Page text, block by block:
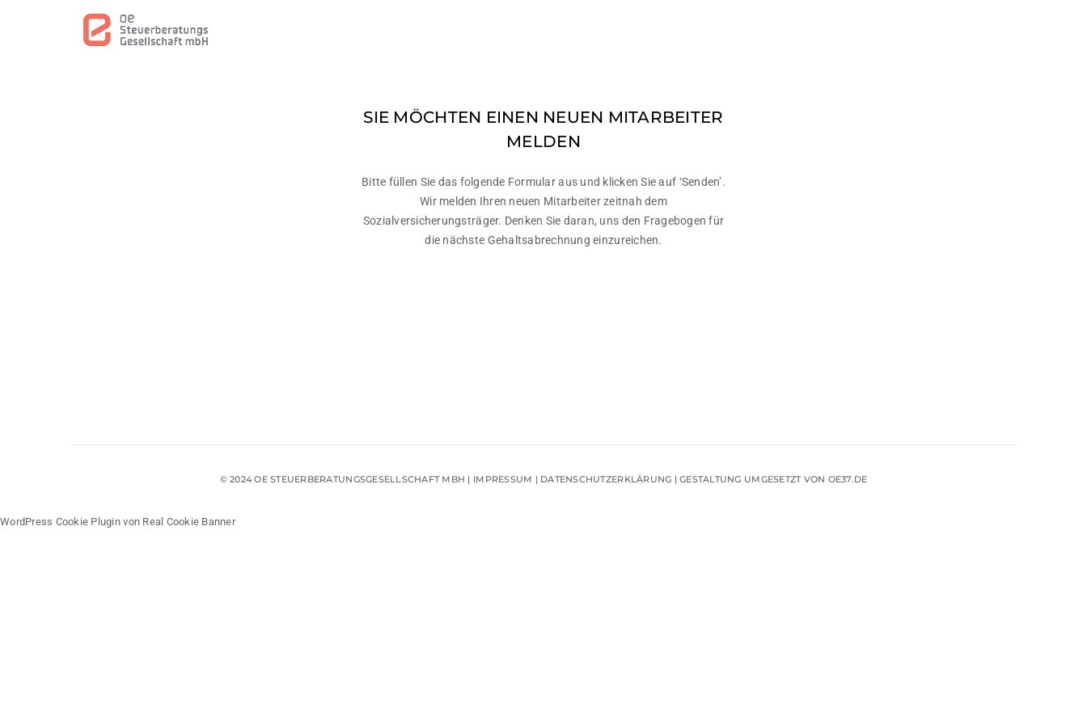
SIE MÖCHTEN EINEN NEUEN MITARBEITER
MELDEN
Bitte füllen Sie das folgende Formular aus und klicken Sie auf ‘Senden’.
Wir melden Ihren neuen Mitarbeiter zeitnah dem
Sozialversicherungsträger. Denken Sie daran, uns den Fragebogen für
die nächste Gehaltsabrechnung einzureichen.
© 2024 OE STEUERBERATUNGSGESELLSCHAFT MBH | IMPRESSUM | DATENSCHUTZERKLÄRUNG |GESTALTUNG UMGESETZT VON OE37.DE
WordPress Cookie Plugin von Real Cookie Banner